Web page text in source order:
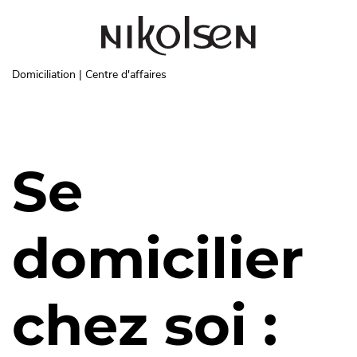
Domiciliation | Centre d'affaires
Se
domicilier
chez soi :